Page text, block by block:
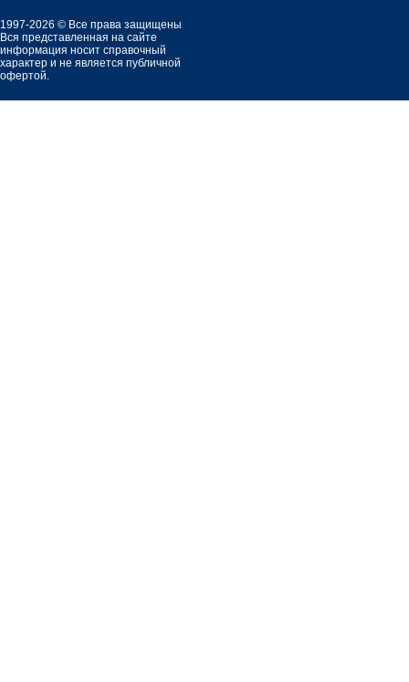
1997-2026 © Все права защищены
Вся представленная на сайте
информация носит справочный
характер и не является публичной
офертой.